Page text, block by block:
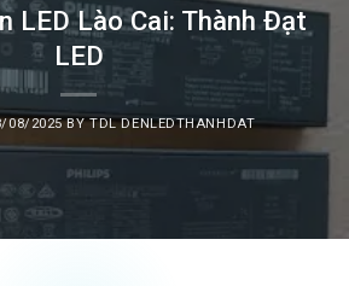
LED Lào Cai: Thành Đạt
LED
08/2025BYTDL DENLEDTHANHDAT